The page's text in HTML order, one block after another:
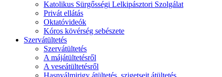
Katolikus Sürgősségi Lelkipásztori Szolgálat
Privát ellátás
Oktatóvideók
Kóros kövérség sebészete
Szervátültetés
Szervátültetés
A májátültetésről
A veseátültetésről
Hasnyálmirigy átültetés, szigetsejt átültetés